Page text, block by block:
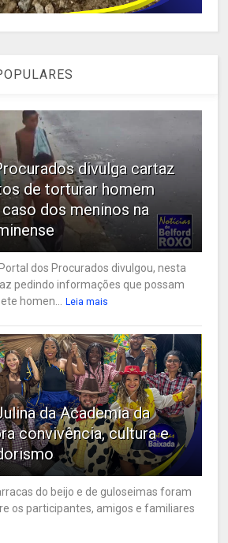
divulga cartaz
de torturar homem
dos meninos na
Portal dos Procurados divulgou, nesta
pedindo informações que possam
homen...
Leia mais
da Academia da
convivência, cultura e
do beijo e de guloseimas foram
os participantes, amigos e familiares